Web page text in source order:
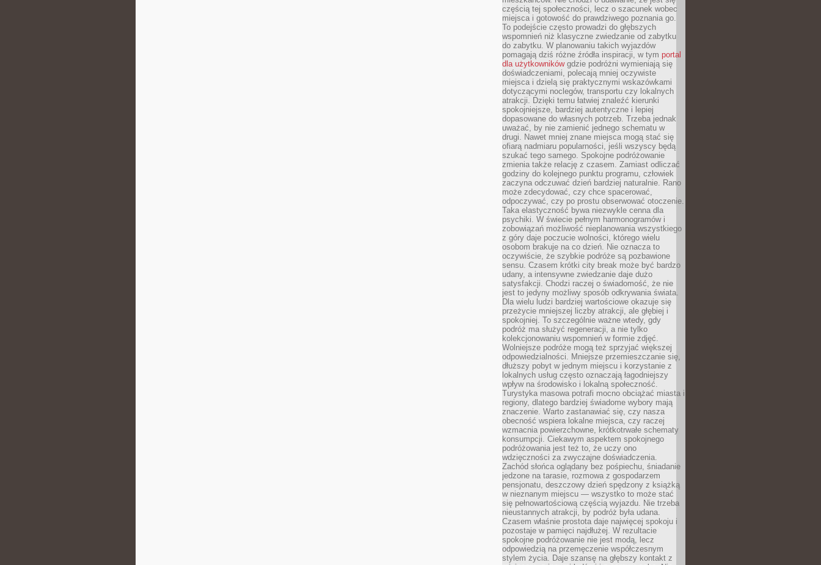
częścią tej społeczności, lecz o szacunek wobec
miejsca i gotowość do prawdziwego poznania go.
To podejście często prowadzi do głębszych
wspomnień niż klasyczne zwiedzanie od zabytku
do zabytku. W planowaniu takich wyjazdów
pomagają dziś różne źródła inspiracji, w tym portal
dla użytkownikówgdzie podróżni wymieniają się
doświadczeniami, polecają mniej oczywiste
miejsca i dzielą się praktycznymi wskazówkami
dotyczącymi noclegów, transportu czy lokalnych
atrakcji. Dzięki temu łatwiej znaleźć kierunki
spokojniejsze, bardziej autentyczne i lepiej
dopasowane do własnych potrzeb. Trzeba jednak
uważać, by nie zamienić jednego schematu w
drugi. Nawet mniej znane miejsca mogą stać się
ofiarą nadmiaru popularności, jeśli wszyscy będą
szukać tego samego. Spokojne podróżowanie
zmienia także relację z czasem. Zamiast odliczać
godziny do kolejnego punktu programu, człowiek
zaczyna odczuwać dzień bardziej naturalnie. Rano
może zdecydować, czy chce spacerować,
odpoczywać, czy po prostu obserwować otoczenie.
Taka elastyczność bywa niezwykle cenna dla
psychiki. W świecie pełnym harmonogramów i
zobowiązań możliwość nieplanowania wszystkiego
z góry daje poczucie wolności, którego wielu
osobom brakuje na co dzień. Nie oznacza to
oczywiście, że szybkie podróże są pozbawione
sensu. Czasem krótki city break może być bardzo
udany, a intensywne zwiedzanie daje dużo
satysfakcji. Chodzi raczej o świadomość, że nie
jest to jedyny możliwy sposób odkrywania świata.
Dla wielu ludzi bardziej wartościowe okazuje się
przeżycie mniejszej liczby atrakcji, ale głębiej i
spokojniej. To szczególnie ważne wtedy, gdy
podróż ma służyć regeneracji, a nie tylko
kolekcjonowaniu wspomnień w formie zdjęć.
Wolniejsze podróże mogą też sprzyjać większej
odpowiedzialności. Mniejsze przemieszczanie się,
dłuższy pobyt w jednym miejscu i korzystanie z
lokalnych usług często oznaczają łagodniejszy
wpływ na środowisko i lokalną społeczność.
Turystyka masowa potrafi mocno obciążać miasta i
regiony, dlatego bardziej świadome wybory mają
znaczenie. Warto zastanawiać się, czy nasza
obecność wspiera lokalne miejsca, czy raczej
wzmacnia powierzchowne, krótkotrwałe schematy
konsumpcji. Ciekawym aspektem spokojnego
podróżowania jest też to, że uczy ono
wdzięczności za zwyczajne doświadczenia.
Zachód słońca oglądany bez pośpiechu, śniadanie
jedzone na tarasie, rozmowa z gospodarzem
pensjonatu, deszczowy dzień spędzony z książką
w nieznanym miejscu — wszystko to może stać
się pełnowartościową częścią wyjazdu. Nie trzeba
nieustannych atrakcji, by podróż była udana.
Czasem właśnie prostota daje najwięcej spokoju i
pozostaje w pamięci najdłużej. W rezultacie
spokojne podróżowanie nie jest modą, lecz
odpowiedzią na przemęczenie współczesnym
stylem życia. Daje szansę na głębszy kontakt z